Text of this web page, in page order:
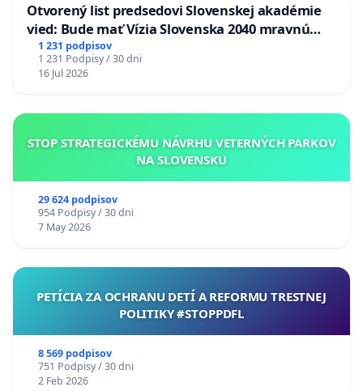
Otvorený list predsedovi Slovenskej akadémie
vied: Bude mať Vízia Slovenska 2040 mravnú
chrbticu?
1 231 podpisov
1 231 Podpisy / 30 dni
16 Jul 2026
STOP STRATEGICKÉMU NÁVRHU VETERNÝCH PARKOV
NA SLOVENSKU
29 624 podpisov
954 Podpisy / 30 dni
7 May 2026
PETÍCIA ZA OCHRANU DETÍ A REFORMU TRESTNEJ
POLITIKY #STOPPDFL
8 569 podpisov
751 Podpisy / 30 dni
2 Feb 2026